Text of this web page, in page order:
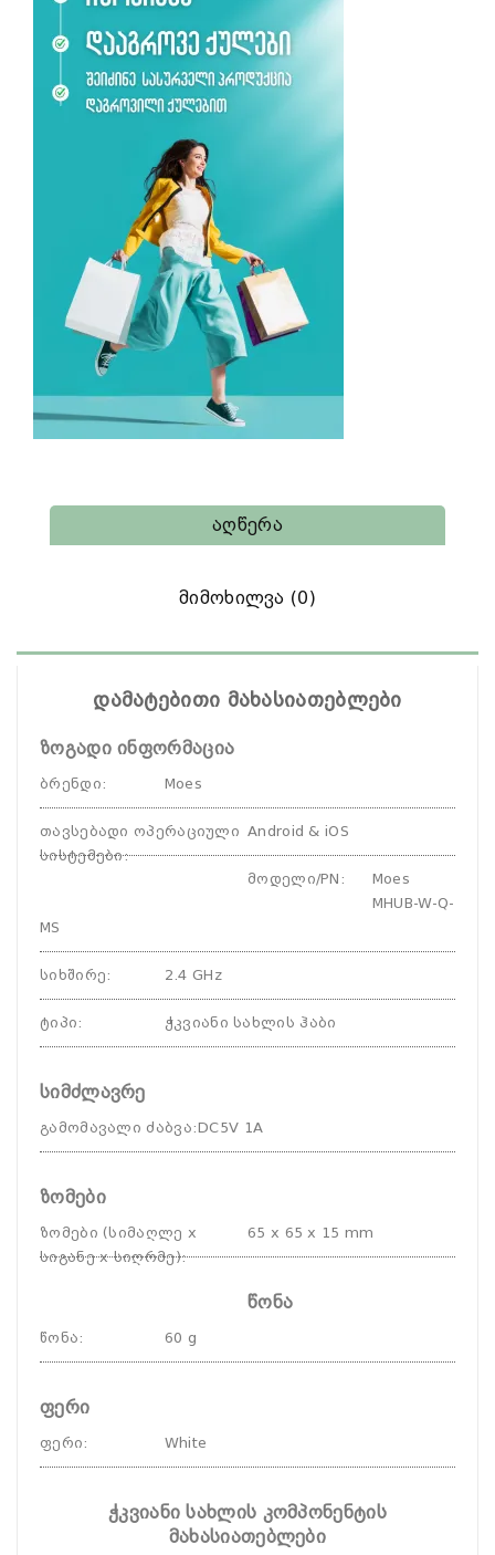
Აღწერა
Მიმოხილვა (0)
დამატებითი მახასიათებლები
ზოგადი ინფორმაცია
ბრენდი: Moes
თავსებადი ოპერაციული
სისტემები:
Android & iOS
მოდელი/PN :
Moes
MHUB-W-Q-
MS
სიხშირე: 2.4 GHz
ტიპი: ჭკვიანი სახლის ჰაბი
სიმძლავრე
გამომავალი ძაბვა:DC5V 1A
ზომები
ზომები (სიმაღლე x
სიგანე x სიღრმე):
65 x 65 x 15 mm
წონა
წონა: 60 g
ფერი
ფერი: White
ჭკვიანი სახლის კომპონენტის
მახასიათებლები